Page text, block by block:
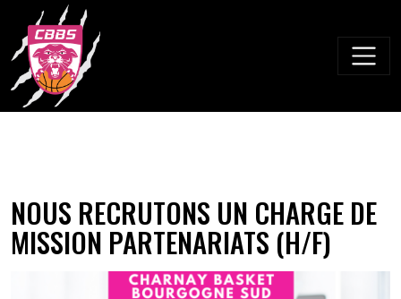
content
NOUS RECRUTONS UN CHARGE DE
MISSION PARTENARIATS (H/F)